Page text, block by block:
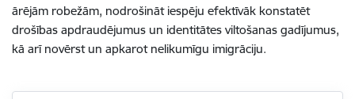
ārējām robežām, nodrošināt iespēju efektīvāk konstatēt
drošības apdraudējumus un identitātes viltošanas gadījumus,
kā arī novērst un apkarot nelikumīgu imigrāciju.